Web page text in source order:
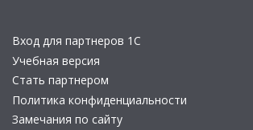
Вход для партнеров 1С
Учебная версия
Стать партнером
Политика конфиденциальности
Замечания по сайту